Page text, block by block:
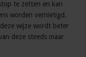
te zetten en kan
worden vernietigd.
wijze wordt beter
deze steeds maar